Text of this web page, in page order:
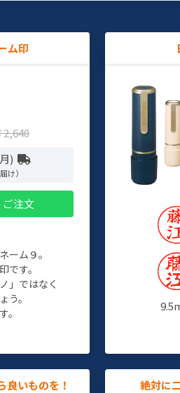
ム印
2,640
)
け）
ご注文
ーム９。
です。
」ではなく
う。
。
良いものを！ 絶対に